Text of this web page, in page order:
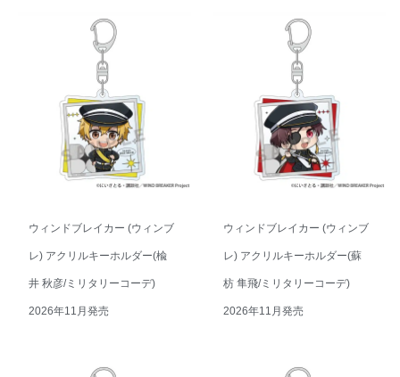
ウィンドブレイカー (ウィンブ
レ) アクリルキーホルダー(楡
井 秋彦/ミリタリーコーデ)
2026年11月発売
ウィンドブレイカー (ウィンブ
レ) アクリルキーホルダー(蘇
枋 隼飛/ミリタリーコーデ)
2026年11月発売